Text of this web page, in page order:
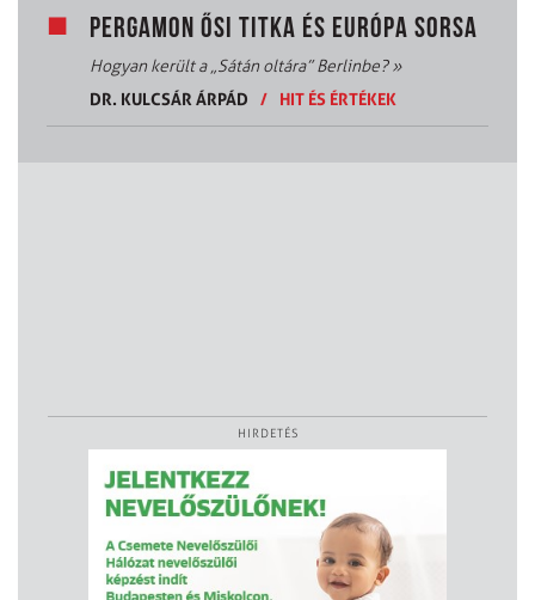
PERGAMON ŐSI TITKA ÉS EURÓPA SORSA
Hogyan került a „Sátán oltára” Berlinbe?»
DR. KULCSÁR ÁRPÁD
/ HIT ÉS ÉRTÉKEK
HIRDETÉS